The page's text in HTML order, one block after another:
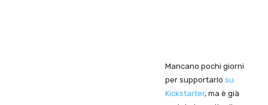
Mancano pochi giorni
per supportarlo su
Kickstarter, ma è già